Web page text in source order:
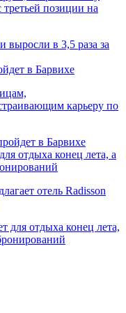
третьей позиции на
в Барвихе
карьеру по
отдыха конец лета, а
отель Radisson